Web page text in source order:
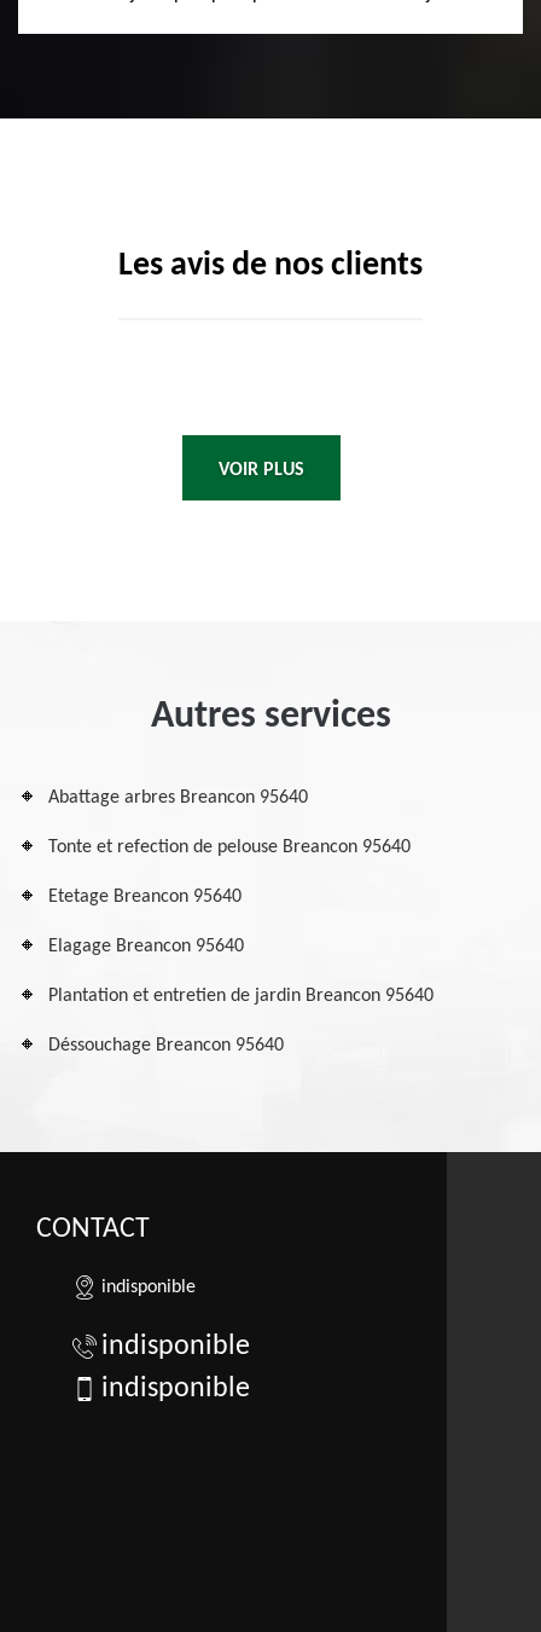
Les avis de nos clients
VOIR PLUS
Autres services
Abattage arbres Breancon 95640
Tonte et refection de pelouse Breancon 95640
Etetage Breancon 95640
Elagage Breancon 95640
Plantation et entretien de jardin Breancon 95640
Déssouchage Breancon 95640
CONTACT
indisponible
indisponible
indisponible